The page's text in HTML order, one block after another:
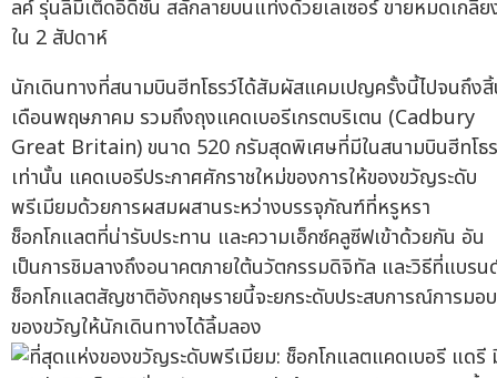
นักเดินทางที่สนามบินฮีทโธรว์ได้สัมผัสแคมเปญครั้งนี้ไปจนถึง
เดือนพฤษภาคม รวมถึงถุงแคดเบอรีเกรตบริเตน (Cadbury
Great Britain) ขนาด 520 กรัมสุดพิเศษที่มีในสนามบินฮีทโธ
เท่านั้น แคดเบอรีประกาศศักราชใหม่ของการให้ของขวัญระดับ
พรีเมียมด้วยการผสมผสานระหว่างบรรจุภัณฑ์ที่หรูหรา
ช็อกโกแลตที่น่ารับประทาน และความเอ็กซ์คลูซีฟเข้าด้วยกัน อัน
เป็นการชิมลางถึงอนาคตภายใต้นวัตกรรมดิจิทัล และวิธีที่แบรน
ช็อกโกแลตสัญชาติอังกฤษรายนี้จะยกระดับประสบการณ์การมอบ
ของขวัญให้นักเดินทางได้ลิ้มลอง